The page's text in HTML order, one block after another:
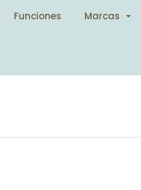
Funciones Marcas